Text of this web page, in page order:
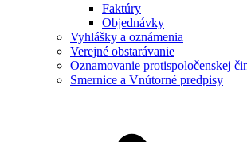
Faktúry
Objednávky
Vyhlášky a oznámenia
Verejné obstarávanie
Oznamovanie protispoločenskej
Smernice a Vnútorné predpisy